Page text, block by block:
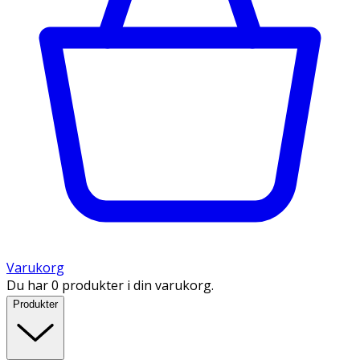
Varukorg
Du har 0 produkter i din varukorg.
Produkter